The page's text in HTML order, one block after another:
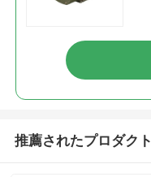
推薦されたプロダクト